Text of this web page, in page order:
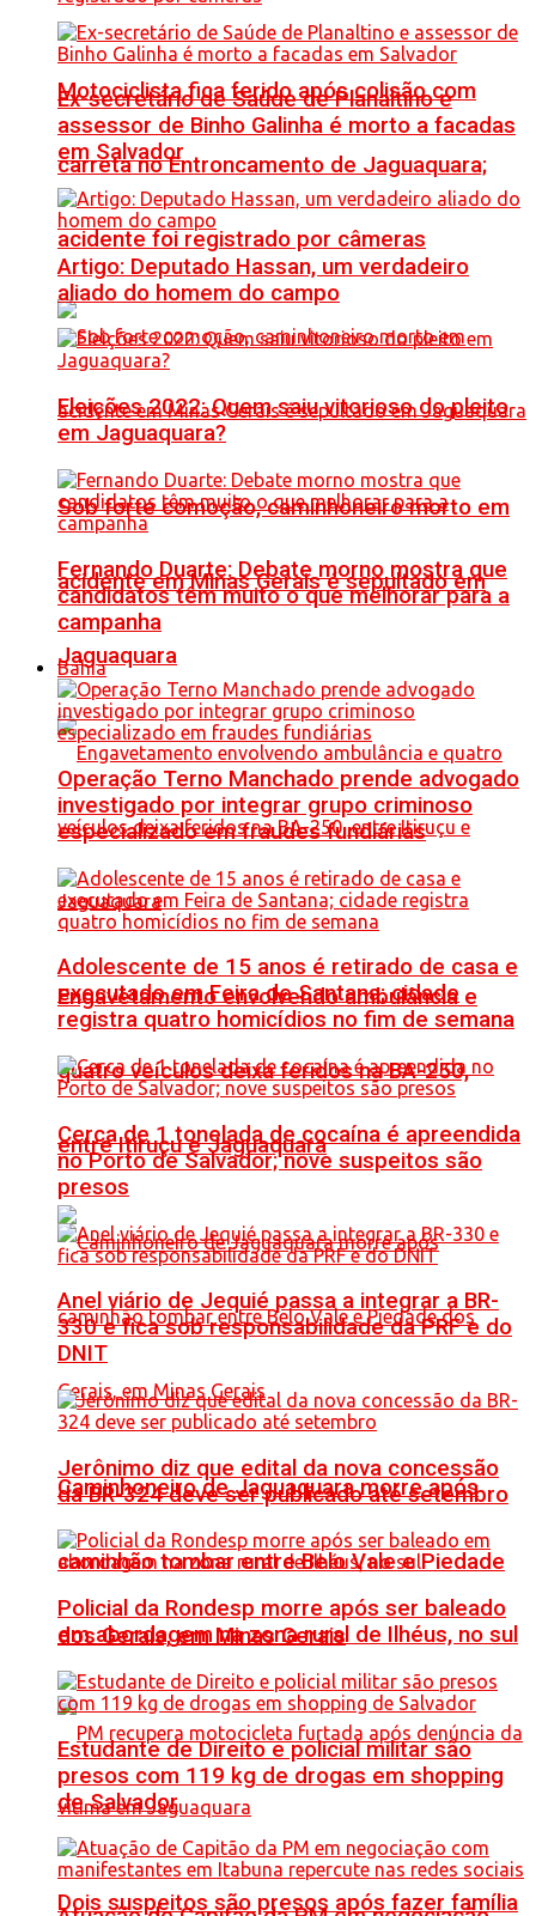
Motociclista fica ferido após colisão com
carreta no Entroncamento de Jaguaquara;
acidente foi registrado por câmeras
Sob forte comoção, caminhoneiro morto em
acidente em Minas Gerais é sepultado em
Jaguaquara
Engavetamento envolvendo ambulância e
quatro veículos deixa feridos na BA-250,
entre Itiruçu e Jaguaquara
Caminhoneiro de Jaguaquara morre após
caminhão tombar entre Belo Vale e Piedade
dos Gerais, em Minas Gerais
Dois suspeitos são presos após fazer família
Ex-secretário de Saúde de Planaltino e
assessor de Binho Galinha é morto a facadas
em Salvador
Artigo: Deputado Hassan, um verdadeiro
aliado do homem do campo
Eleições 2022: Quem saiu vitorioso do pleito
em Jaguaquara?
Fernando Duarte: Debate morno mostra que
candidatos têm muito o que melhorar para a
campanha
Bahia
Operação Terno Manchado prende advogado
investigado por integrar grupo criminoso
especializado em fraudes fundiárias
Adolescente de 15 anos é retirado de casa e
executado em Feira de Santana; cidade
registra quatro homicídios no fim de semana
Cerca de 1 tonelada de cocaína é apreendida
no Porto de Salvador; nove suspeitos são
presos
Anel viário de Jequié passa a integrar a BR-
330 e fica sob responsabilidade da PRF e do
DNIT
Jerônimo diz que edital da nova concessão
da BR-324 deve ser publicado até setembro
Policial da Rondesp morre após ser baleado
em abordagem na zona rural de Ilhéus, no sul
Estudante de Direito e policial militar são
presos com 119 kg de drogas em shopping
de Salvador